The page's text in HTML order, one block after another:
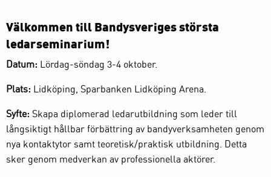
Välkommen till Bandysveriges största
ledarseminarium!
Datum: Lördag-söndag 3-4 oktober.
Plats: Lidköping, Sparbanken Lidköping Arena.
Syfte: Skapa diplomerad ledarutbildning som leder till
långsiktigt hållbar förbättring av bandyverksamheten genom
nya kontaktytor samt teoretisk/praktisk utbildning. Detta
sker genom medverkan av professionella aktörer.